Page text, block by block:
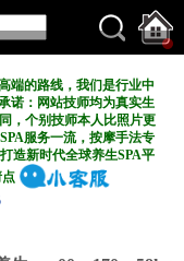
端的路线，我们是行业中
诺：网站技师均为真实生
，个别技师本人比照片更
服务一流，按摩手法专
造新时代全球养生SPA平
点